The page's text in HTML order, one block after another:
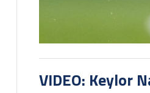
VIDEO: Keylor